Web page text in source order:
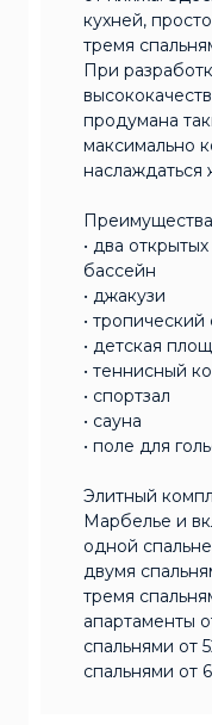
кухней,
тремя
При
продумана
максимально
наслаждаться
Преимущества
• два
бассейн
• джакузи
• тропический
• детская
• теннисный
• спортзал
• сауна
• поле для
Элитный
Марбелье и
одной
двумя
тремя
апартаменты
спальнями от
спальнями от